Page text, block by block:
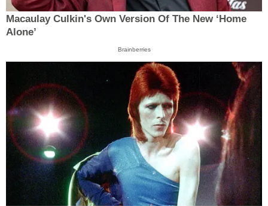
Macaulay Culkin's Own Version Of The New ‘Home
Alone’
Brainberries